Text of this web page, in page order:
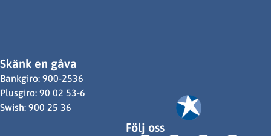
Skänk en gåva
Bankgiro: 900-2536
Plusgiro: 90 02 53-6
Swish: 900 25 36
Följ oss